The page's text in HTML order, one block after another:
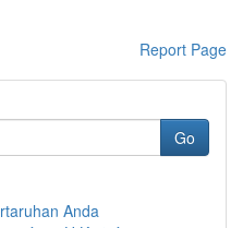
Report Page
Go
Anda